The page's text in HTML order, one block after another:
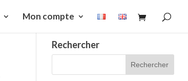
Mon compte
Rechercher